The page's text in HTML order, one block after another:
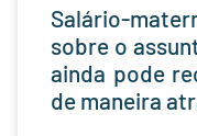
Salário-
sobre o
ainda pode
de maneira